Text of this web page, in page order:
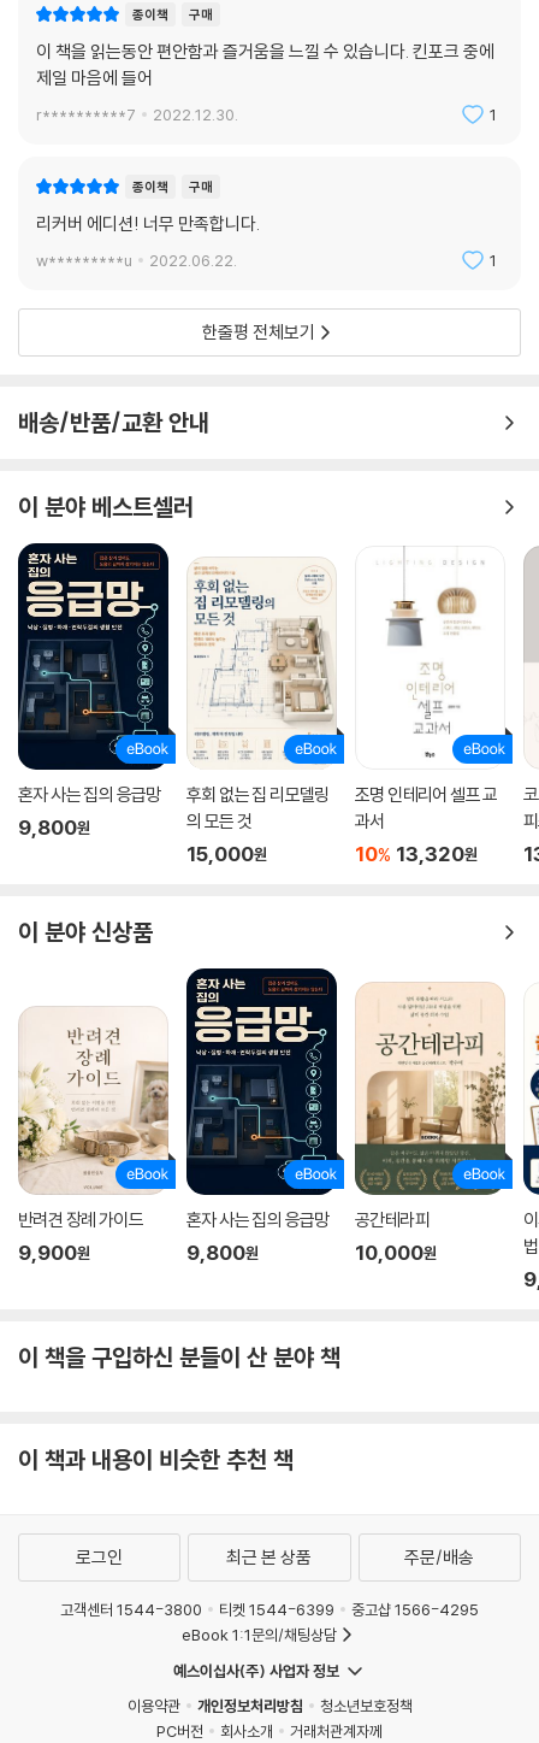
종이책 구매
이 책을 읽는동안 편안함과 즐거움을 느낄 수 있습니다. 킨포크 중에
제일 마음에 들어
r**********7 2022.12.30. 1
종이책 구매
리커버 에디션! 너무 만족합니다.
w*********u 2022.06.22. 1
한줄평 전체보기
배송/반품/교환 안내
이 분야 베스트셀러
혼자 사는 집의 응급망
9,800원
후회 없는 집 리모델링
의 모든 것
15,000원
조명 인테리어 셀프 교
과서
10% 13,320원
이 분야 신상품
반려견 장례 가이드
9,900원
혼자 사는 집의 응급망
9,800원
공간테라피
10,000원
법
이 책을 구입하신 분들이 산 분야 책
이 책과 내용이 비슷한 추천 책
로그인 최근 본 상품 주문/배송
고객센터 1544-3800 티켓 1544-6399
중고샵 1566-4295
eBook 1:1문의/채팅상담
예스이십사(주) 사업자 정보
이용약관
개인정보처리방침
청소년보호정책
PC버전
회사소개 거래처관계자께